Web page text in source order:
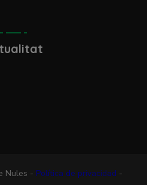
Nules - Política de privacidad -